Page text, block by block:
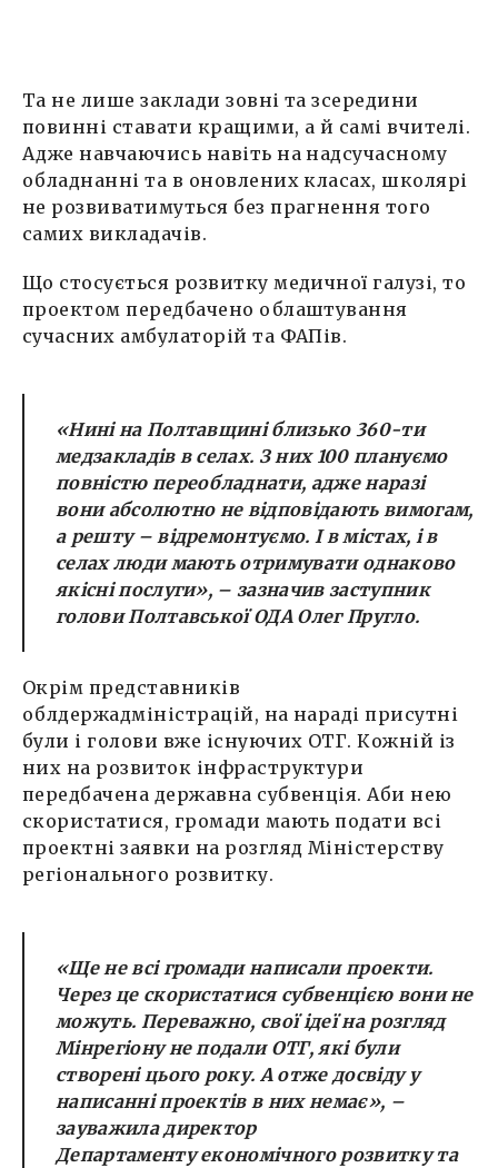
Та не лише заклади зовні та зсередини
повинні ставати кращими, а й самі вчителі.
Адже навчаючись навіть на надсучасному
обладнанні та в оновлених класах, школярі
не розвиватимуться без прагнення того
самих викладачів.
Що стосується розвитку медичної галузі, то
проектом передбачено облаштування
сучасних амбулаторій та ФАПів.
«Нині на Полтавщині близько 360-ти
медзакладів в селах. З них 100 плануємо
повністю переобладнати, адже наразі
вони абсолютно не відповідають вимогам,
а решту – відремонтуємо. І в містах, і в
селах люди мають отримувати однаково
якісні послуги», – зазначив заступник
голови Полтавської ОДА Олег Пругло.
Окрім представників
облдержадміністрацій, на нараді присутні
були і голови вже існуючих ОТГ. Кожній із
них на розвиток інфраструктури
передбачена державна субвенція. Аби нею
скористатися, громади мають подати всі
проектні заявки на розгляд Міністерству
регіонального розвитку.
«Ще не всі громади написали проекти.
Через це скористатися субвенцією вони не
можуть. Переважно, свої ідеї на розгляд
Мінрегіону не подали ОТГ, які були
створені цього року. А отже досвіду у
написанні проектів в них немає», –
зауважила директор
Департаментуекономічного розвитку та